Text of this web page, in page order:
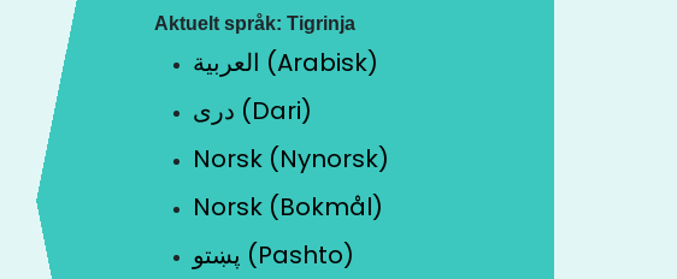
Aktuelt språk: Tigrinja
العربية (Arabisk)
دری (Dari)
Norsk (Nynorsk)
Norsk (Bokmål)
پښتو (Pashto)